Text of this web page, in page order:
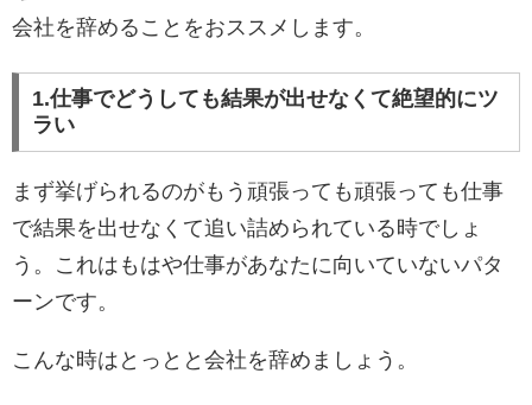
会社を辞めることをおススメします。
1.仕事でどうしても結果が出せなくて絶望的にツ
ラい
まず挙げられるのがもう頑張っても頑張っても仕事
で結果を出せなくて追い詰められている時でしょ
う。これはもはや仕事があなたに向いていないパタ
ーンです。
こんな時はとっとと会社を辞めましょう。